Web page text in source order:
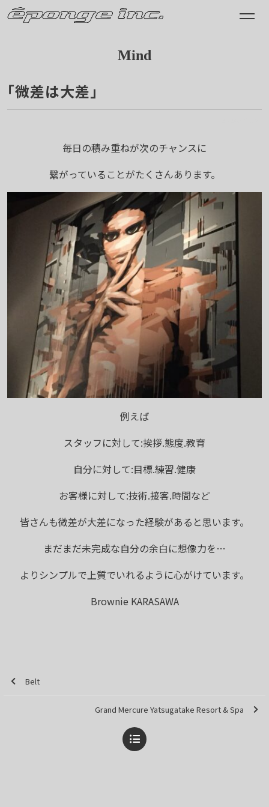
Mind
「微差は大差」
毎日の積み重ねが次のチャンスに
繋がっていることがたくさんあります。
例えば
スタッフに対して:挨拶.態度.教育
自分に対して:目標.練習.健康
お客様に対して:技術.接客.時間など
皆さんも微差が大差になった経験があると思います。
まだまだ未完成な自分の余白に想像力を…
よりシンプルで上質でいれるように心がけています。
Brownie KARASAWA
Belt
Grand Mercure Yatsugatake Resort & Spa